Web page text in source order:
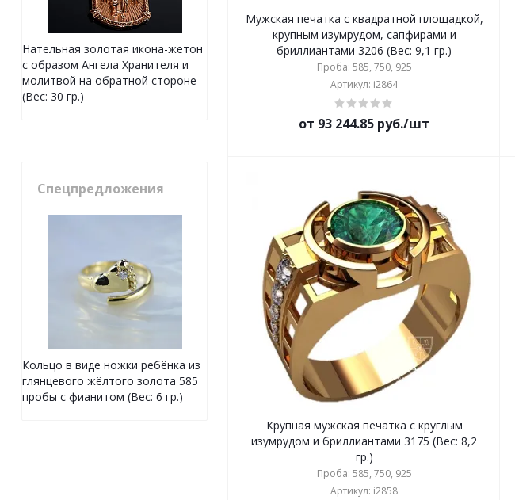
Мужская печатка с квадратной площадкой,
крупным изумрудом, сапфирами и
бриллиантами 3206 (Вес: 9,1 гр.)
Проба: 585, 750, 925
Артикул: i2864
от 93 244.85 руб./шт
Крупная мужская печатка с круглым
изумрудом и бриллиантами 3175 (Вес: 8,2
гр.)
Проба: 585, 750, 925
Артикул: i2858
Нательная золотая икона-жетон
с образом Ангела Хранителя и
молитвой на обратной стороне
(Вес: 30 гр.)
Спецпредложения
Кольцо в виде ножки ребёнка из
глянцевого жёлтого золота 585
пробы с фианитом (Вес: 6 гр.)